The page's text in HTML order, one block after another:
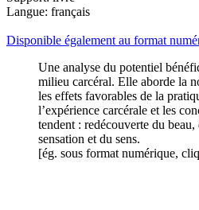
Langue: français
Disponible également au format
Une analyse du potentiel
milieu carcéral. Elle aborde la
les effets favorables de la
l’expérience carcérale et les
tendent : redécouverte du beau,
sensation et du sens.
[ég. sous format numérique,